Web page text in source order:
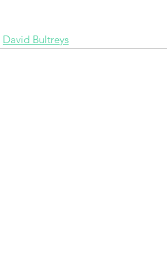
David Bultreys